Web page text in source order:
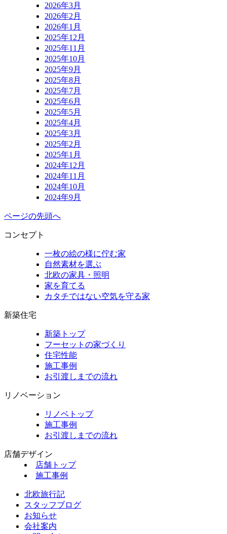
2026年3月
2026年2月
2026年1月
2025年12月
2025年11月
2025年10月
2025年9月
2025年8月
2025年7月
2025年6月
2025年5月
2025年4月
2025年3月
2025年2月
2025年1月
2024年12月
2024年11月
2024年10月
2024年9月
ページの先頭へ
コンセプト
一枚の絵の様に佇む家
自然素材を選ぶ
北欧の家具・照明
家を育てる
カタチではない空気を守る家
新築住宅
新築トップ
フーセットの家づくり
住宅性能
施工事例
お引渡しまでの流れ
リノベーション
リノベトップ
施工事例
お引渡しまでの流れ
店舗デザイン
店舗トップ
施工事例
北欧旅行記
スタッフブログ
お知らせ
会社案内